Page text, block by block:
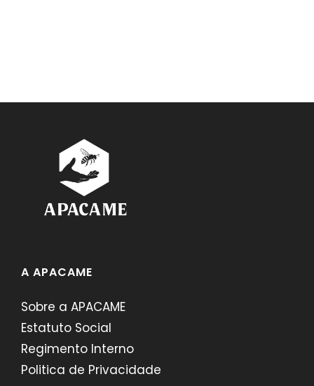
A APACAME
Sobre a APACAME
Estatuto Social
Regimento Interno
Politica de Privacidade